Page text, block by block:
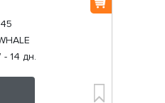
- 14 дн.